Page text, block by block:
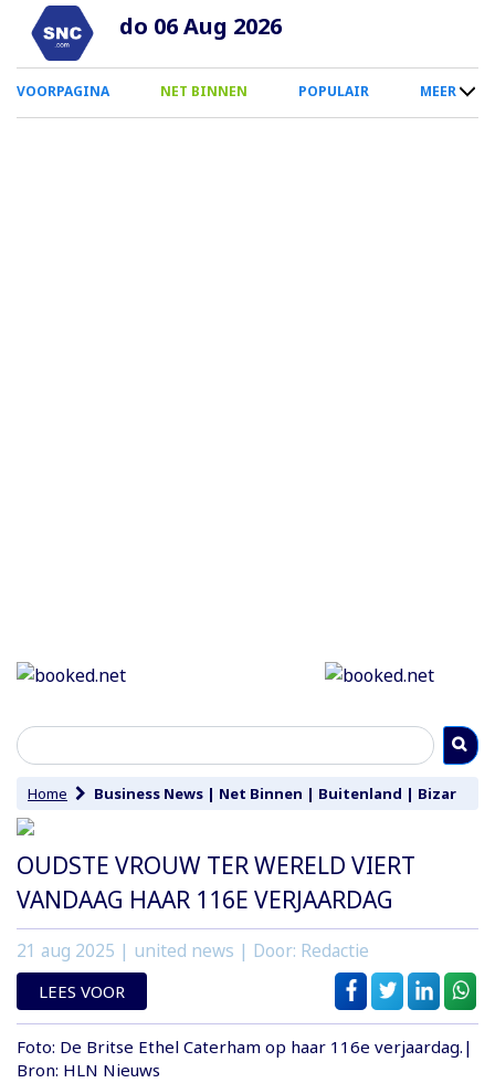
Overslaan
naar
inhoud
do 06 Aug 2026
0
Smartphone
VOORPAGINA NET BINNEN POPULAIR MEER
Home Business News | Net Binnen | Buitenland | Bizar
OUDSTE VROUW TER WERELD VIERT
VANDAAG HAAR 116E VERJAARDAG
21 aug 2025 | united news | Door: Redactie
LEES VOOR
Foto: De Britse Ethel Caterham op haar 116e verjaardag.|
Bron: HLN Nieuws